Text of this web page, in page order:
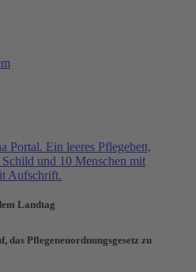
Landtag
Pflegeneuordnungsgesetz zu